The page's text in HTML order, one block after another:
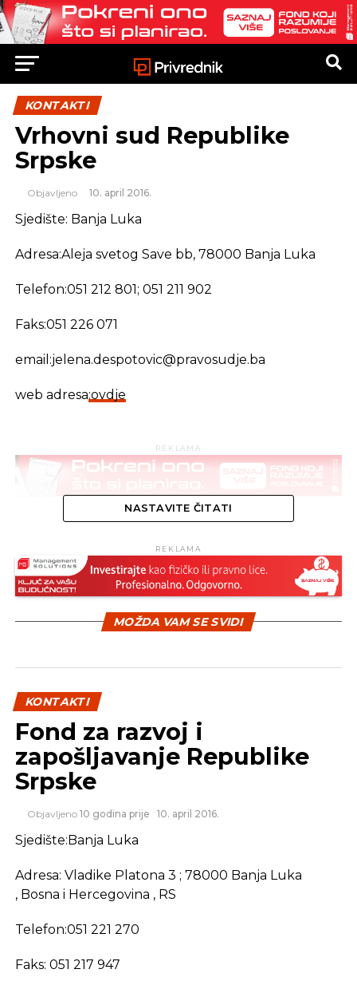
KONTAKTI
Vrhovni sud Republike
Srpske
Objavljeno 10. april 2016.
Sjedište: Banja Luka
Adresa:Aleja svetog Save bb, 78000 Banja Luka
Telefon:051 212 801; 051 211 902
Faks:051 226 071
email:jelena.despotovic@pravosudje.ba
web adresa:ovdje
REKLAMA
SLIČNE TEME:
SLEDEĆI
Sud BiH
NASTAVITE ČITATI
REKLAMA
MOŽDA VAM SE SVIDI
KONTAKTI
Fond za razvoj i
zapošljavanje Republike
Srpske
Objavljeno 10 godina prije 10. april 2016.
Sjedište:Banja Luka
Adresa: Vladike Platona 3 ; 78000 Banja Luka
, Bosna i Hercegovina , RS
Telefon:051 221 270
Faks: 051 217 947